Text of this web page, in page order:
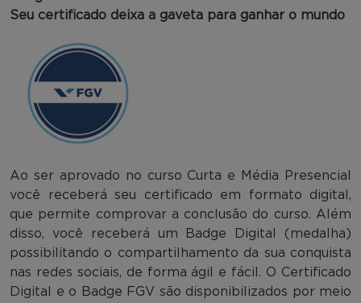
Seu certificado deixa a gaveta para ganhar o mundo
Ao ser aprovado no curso Curta e Média Presencial
você receberá seu certificado em formato digital,
que permite comprovar a conclusão do curso. Além
disso, você receberá um Badge Digital (medalha)
possibilitando o compartilhamento da sua conquista
nas redes sociais, de forma ágil e fácil. O Certificado
Digital e o Badge FGV são disponibilizados por meio